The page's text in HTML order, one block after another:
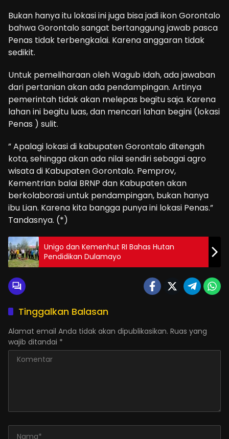
Bukan hanya itu lokasi ini juga bisa jadi ikon Gorontalo
bahwa Gorontalo sangat bertanggung jawab pasca
Penas tidak terbengkalai. Karena anggaran tidak
sedikit.
Untuk pemeliharaan oleh Wagub Idah, ada jawaban
dari pertanian akan ada pendampingan. Artinya
pemerintah tidak akan melepas begitu saja. Karena
lahan ini begitu luas, dan mencari lahan begini (lokasi
Penas ) sulit.
” Apalagi lokasi di kabupaten Gorontalo ditengah
kota, sehingga akan ada nilai sendiri sebagai agro
wisata di Kabupaten Gorontalo. Pemprov,
Kementrian balai BRNP dan Kabupaten akan
berkolaborasi untuk pendampingan, bukan hanya
ibu Lian. Karena kita bangga punya ini lokasi Penas.”
Tandasnya. (*)
Unigo dan Kemenhut RI Bahas Hutan
Pendidikan Dulamayo
Tinggalkan Balasan
Alamat email Anda tidak akan dipublikasikan. Ruas yang
wajib ditandai *